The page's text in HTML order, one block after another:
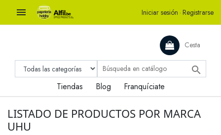
 Iniciar sesión · Registrarse
Cesta

Tiendas Blog Franquíciate
LISTADO DE PRODUCTOS POR MARCA
UHU